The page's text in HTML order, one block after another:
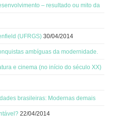
– resultado ou mito da
(UFRGS) 30/04/2014
ambíguas da modernidade.
e cinema (no início do século XX)
brasileiras: Modernas demais
22/04/2014